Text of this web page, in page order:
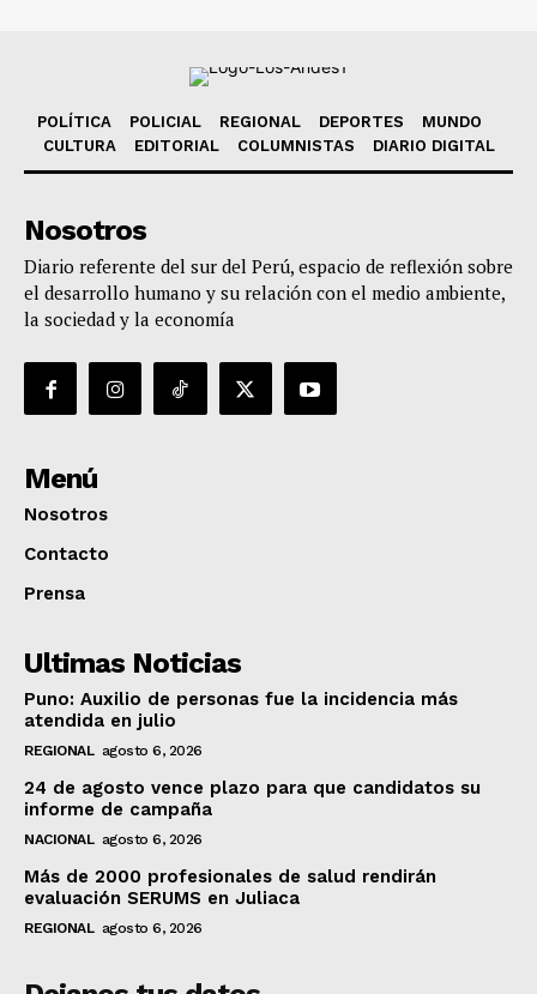
POLÍTICA POLICIAL REGIONAL DEPORTES
MUNDO
CULTURA
EDITORIAL COLUMNISTAS DIARIO DIGITAL
Nosotros
Diario referente del sur del Perú, espacio de reflexión sobre
el desarrollo humano y su relación con el medio ambiente,
la sociedad y la economía
Menú
Nosotros
Contacto
Prensa
Ultimas Noticias
Puno: Auxilio de personas fue la incidencia más
atendida en julio
REGIONAL agosto 6, 2026
24 de agosto vence plazo para que candidatos su
informe de campaña
NACIONAL agosto 6, 2026
Más de 2000 profesionales de salud rendirán
evaluación SERUMS en Juliaca
REGIONAL agosto 6, 2026